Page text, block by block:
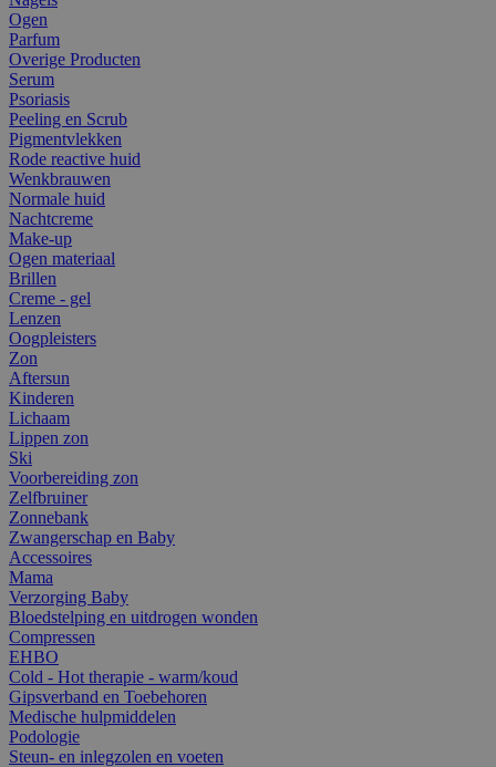
Ogen
Parfum
Overige Producten
Serum
Psoriasis
Peeling en Scrub
Pigmentvlekken
Rode reactive huid
Wenkbrauwen
Normale huid
Nachtcreme
Make-up
Ogen materiaal
Brillen
Creme - gel
Lenzen
Oogpleisters
Zon
Aftersun
Kinderen
Lichaam
Lippen zon
Ski
Voorbereiding zon
Zelfbruiner
Zonnebank
Zwangerschap en Baby
Accessoires
Mama
Verzorging Baby
Bloedstelping en uitdrogen wonden
Compressen
EHBO
Cold - Hot therapie - warm/koud
Gipsverband en Toebehoren
Medische hulpmiddelen
Podologie
Steun- en inlegzolen en voeten